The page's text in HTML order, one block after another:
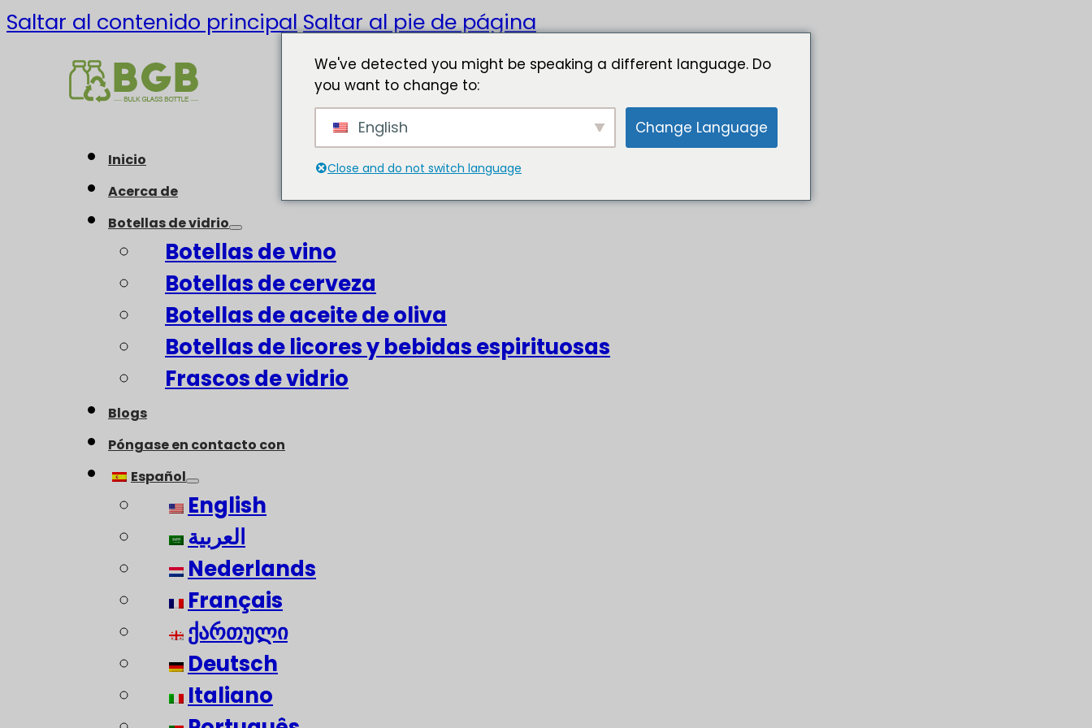
Saltar al contenido principalSaltar al pie de página
Inicio
Acerca de
Botellas de vidrio
Botellas de vino
Botellas de cerveza
Botellas de aceite de oliva
Botellas de licores y bebidas espirituosas
Frascos de vidrio
Blogs
Póngase en contacto con
Español
English
العربية
Nederlands
Français
ქართული
Deutsch
Italiano
We've detected you might be speaking a different language. Do
you want to change to:
English Change Language
Close and do not switch language